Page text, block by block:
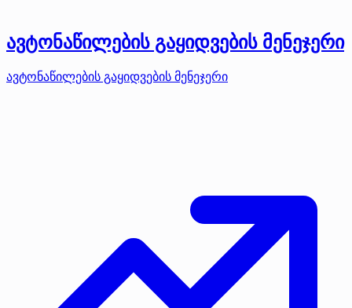
ავტონაწილების გაყიდვების მენეჯერი
ავტონაწილების გაყიდვების მენეჯერი